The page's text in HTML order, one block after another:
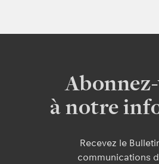
à notre
Recevez le
communications